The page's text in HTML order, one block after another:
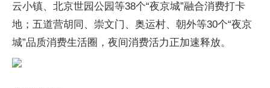
云小镇、北京世园公园等38个“夜京城”融合消费打卡
地；五道营胡同、崇文门、奥运村、朝外等30个“夜京
城”品质消费生活圈，夜间消费活力正加速释放。